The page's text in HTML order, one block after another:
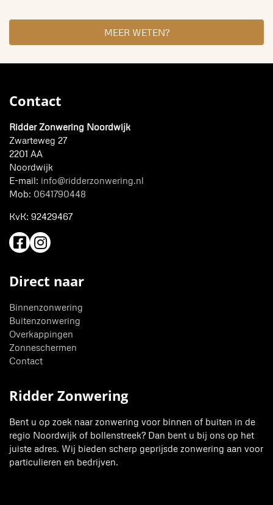
MEER WETEN?
Contact
Ridder Zonwering Noordwijk
Zwarteweg 27
2201 AA
Noordwijk
E-mail: info@ridderzonwering.nl
Mob: 0641790448
KvK: 92429467
Direct naar
Binnenzonwering
Buitenzonwering
Overkappingen
Zonneschermen
Contact
Ridder Zonwering
Bent u op zoek naar zonwering voor binnen of buiten in de
regio Noordwijk of bollenstreek? Dan bent u bij ons op het
juiste adres. Wij bieden scherp geprijsde zonwering aan voor
particulieren en bedrijven.